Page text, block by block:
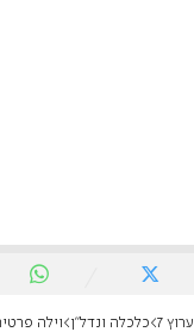
ערוץ 7 כלכלה ונדל"ן וילה פרטית